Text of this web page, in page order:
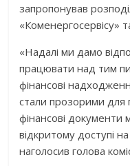
запропонував
«Коменергосервісу»
«Надалі ми дамо
працювати над тим
фінансові
стали прозорими для
фінансові документи
відкритому доступі
наголосив голова